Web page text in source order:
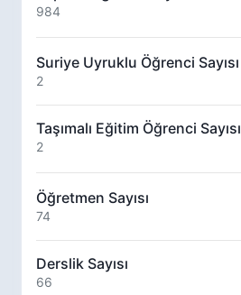
984
Suriye Uyruklu Öğrenci Sayısı
2
Taşımalı Eğitim Öğrenci Sayısı
2
Öğretmen Sayısı
74
Derslik Sayısı
66